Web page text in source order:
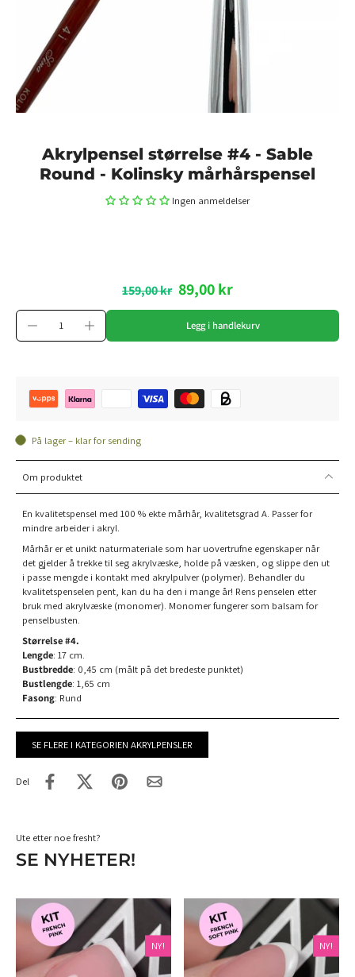
Akrylpensel størrelse #4 - Sable
Round - Kolinsky mårhårspensel
Ingen anmeldelser
159,00 kr 89,00 kr
Legg i handlekurv
På lager – klar for sending
Om produktet
En kvalitetspensel med 100 % ekte mårhår, kvalitetsgrad A. Passer for
mindre arbeider i akryl.
Mårhår er et unikt naturmateriale som har uovertrufne egenskaper når
det gjelder å trekke til seg akrylvæske, holde på væsken, og slippe den ut
i passe mengde i kontakt med akrylpulver (polymer). Behandler du
kvalitetspenselen pent, kan du ha den i mange år! Rens penselen etter
bruk med akrylvæske (monomer). Monomer fungerer som balsam for
penselbusten.
Størrelse #4.
Lengde: 17 cm.
Bustbredde: 0,45 cm (målt på det bredeste punktet)
Bustlengde: 1,65 cm
Fasong: Rund
SE FLERE I KATEGORIEN AKRYLPENSLER
Del
Ute etter noe fresht?
SE NYHETER!
NY! NY!